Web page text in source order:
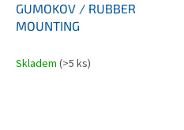
GUMOKOV / RUBBER
MOUNTING
Skladem (>5 ks)